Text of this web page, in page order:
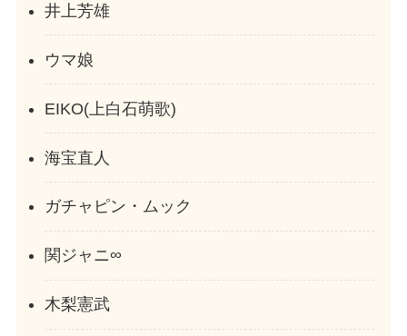
井上芳雄
ウマ娘
EIKO(上白石萌歌)
海宝直人
ガチャピン・ムック
関ジャニ∞
木梨憲武